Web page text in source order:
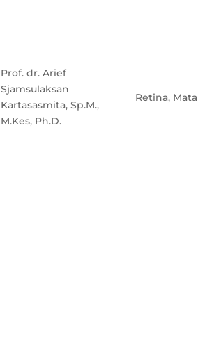
Prof. dr. Arief
Sjamsulaksan
Kartasasmita, Sp.M.,
M.Kes, Ph.D.
Retina, Mata